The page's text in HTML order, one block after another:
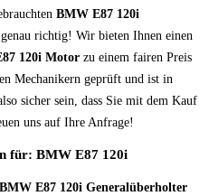
BMW E87 120i
richtig! Wir bieten Ihnen einen
120i Motor zu einem fairen Preis
Mechanikern geprüft und ist in
sicher sein, dass Sie mit dem Kauf
uns auf Ihre Anfrage!
für: BMW E87 120i
BMW E87 120i Generalüberholter